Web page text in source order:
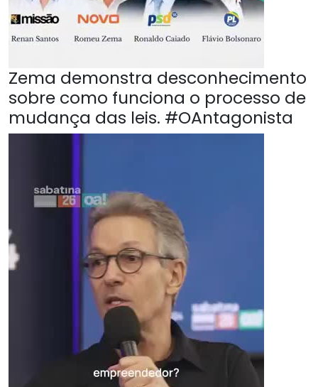
Zema demonstra desconhecimento
sobre como funciona o processo de
mudança das leis. #OAntagonista